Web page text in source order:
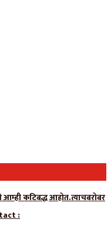
आम्ही कटिबद्ध आहोत.त्याचबरोबर
: